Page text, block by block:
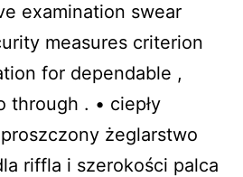
examination swear
measures criterion
for dependable ,
through . • ciepły
żeglarstwo
riffla i szerokości palca